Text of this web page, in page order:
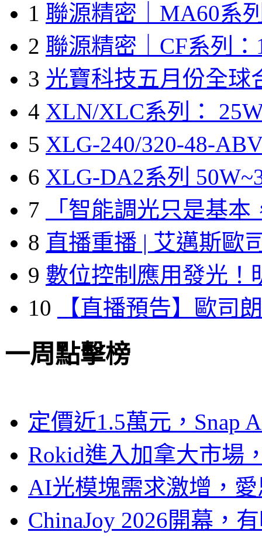
1 聯源精密｜MA60系
2 聯源精密｜CF系列：
3 光寶科技五月份全球
4 XLN/XLC系列：
5 XLG-240/320-48-
6 XLG-DA2系列
7
「智能調光只是基本
8 直播重播 | 艾邁斯歐
9 數位控制應用發光！
10
【直播預告】歐司
一周點擊榜
定價近1.5萬元，Snap
Rokid進入加拿大市場
AI光模塊需求激增，
ChinaJoy 2026開幕，